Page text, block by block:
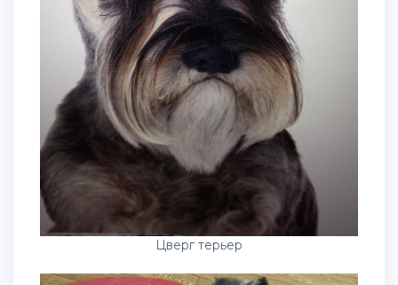
Цверг терьер